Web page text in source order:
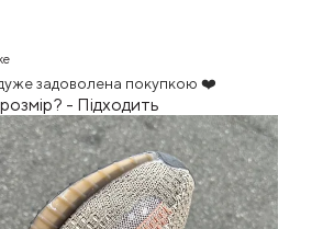
задоволена покупкою ❤️
- Підходить